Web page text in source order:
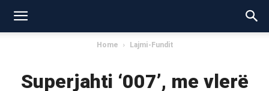
Home Lajmi-Fundit
Superjahti ‘007’, me vlerë